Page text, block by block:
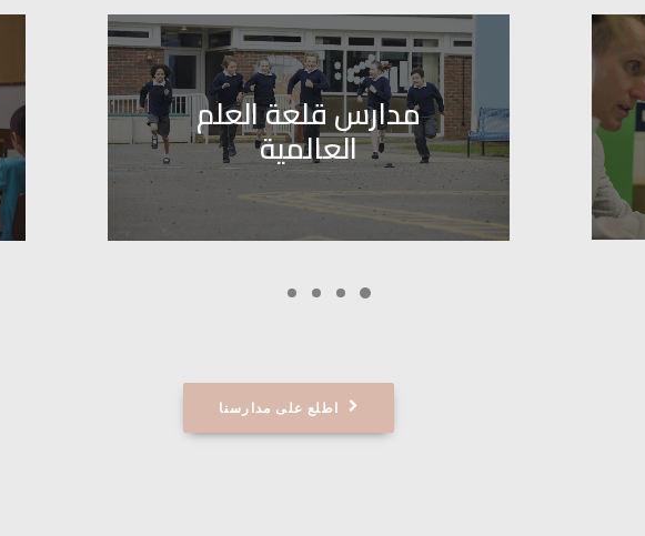
مدارس بوابة العلم
العالمية 1
اطلع على مدارسنا